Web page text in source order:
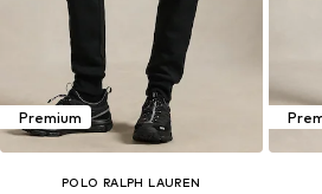
Premium
POLO RALPH LAUREN